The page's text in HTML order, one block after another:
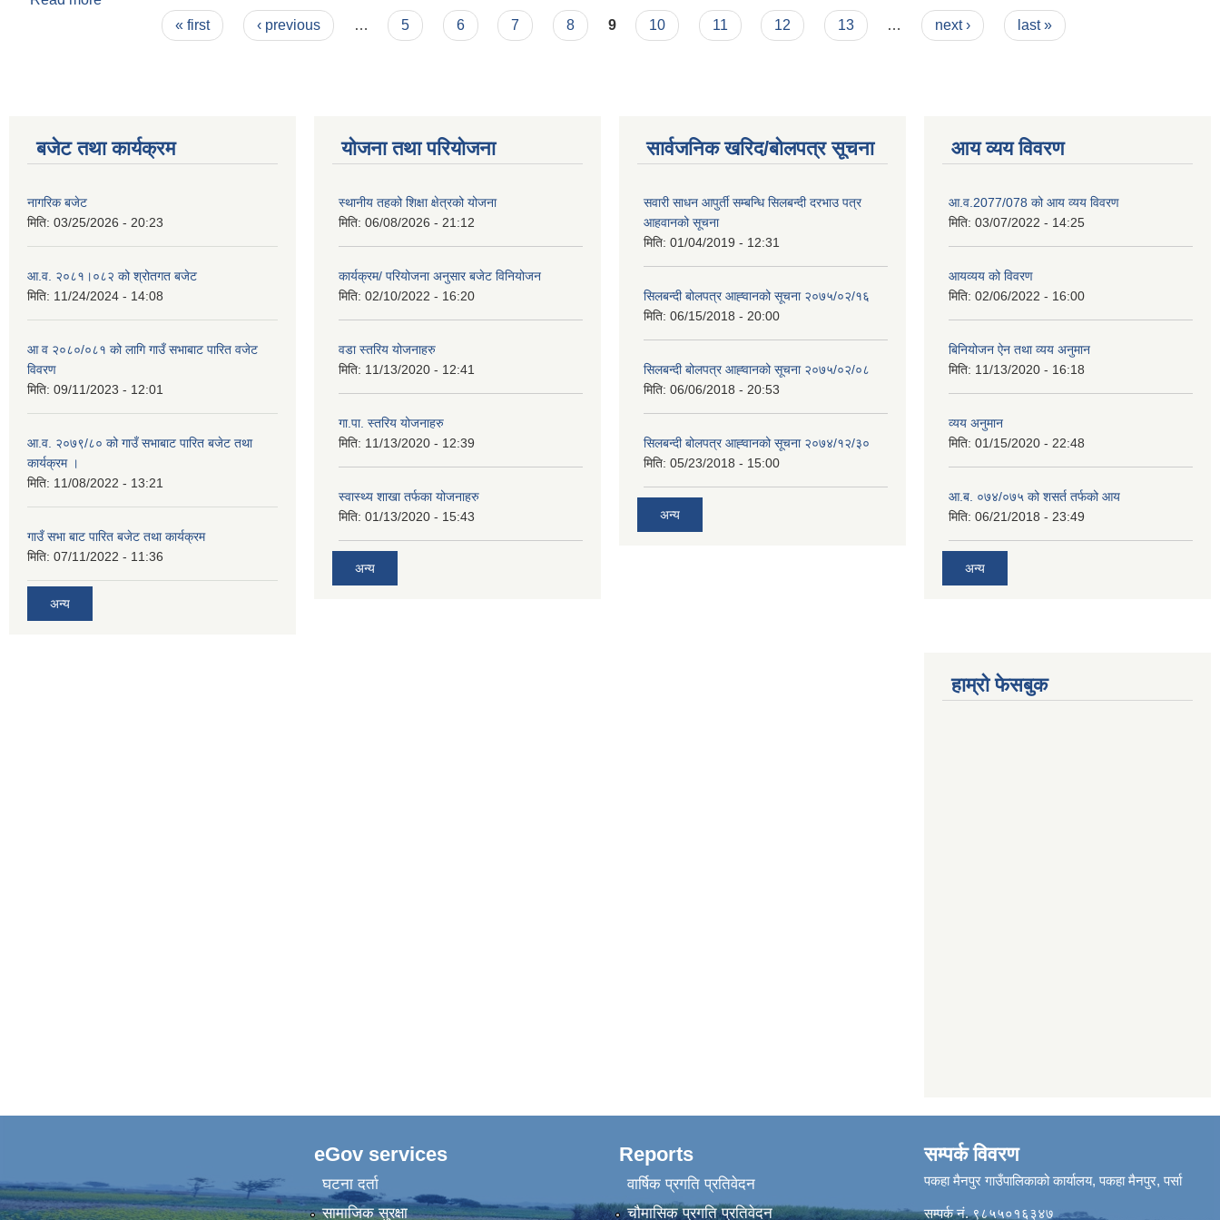
« first ‹ previous … 5 6 7 8 9 10 11 12 13 … next › last »
बजेट तथा कार्यक्रम
नागरिक बजेट
मिति: 03/25/2026 - 20:23
आ.व. २०८१।०८२ को श्रोतगत बजेट
मिति: 11/24/2024 - 14:08
आ व २०८०/०८१ को लागि गाउँ सभाबाट पारित वजेट
विवरण
मिति: 09/11/2023 - 12:01
आ.व. २०७९/८० को गाउँ सभाबाट पारित बजेट तथा
कार्यक्रम ।
मिति: 11/08/2022 - 13:21
गाउँ सभा बाट पारित बजेट तथा कार्यक्रम
मिति: 07/11/2022 - 11:36
अन्य
योजना तथा परियोजना
स्थानीय तहको शिक्षा क्षेत्रको योजना
मिति: 06/08/2026 - 21:12
कार्यक्रम/ परियोजना अनुसार बजेट विनियोजन
मिति: 02/10/2022 - 16:20
वडा स्तरिय योजनाहरु
मिति: 11/13/2020 - 12:41
गा.पा. स्तरिय योजनाहरु
मिति: 11/13/2020 - 12:39
स्वास्थ्य शाखा तर्फका योजनाहरु
मिति: 01/13/2020 - 15:43
अन्य
सार्वजनिक खरिद/बोलपत्र सूचना
सवारी साधन आपुर्ती सम्बन्धि सिलबन्दी दरभाउ पत्र
आहवानको सूचना
मिति: 01/04/2019 - 12:31
सिलबन्दी बोलपत्र आह्‍वानको सूचना २०७५/०२/१६
मिति: 06/15/2018 - 20:00
सिलबन्दी बोलपत्र आह्‍वानको सूचना २०७५/०२/०८
मिति: 06/06/2018 - 20:53
सिलबन्दी बोलपत्र आह्‍वानको सूचना २०७४/१२/३०
मिति: 05/23/2018 - 15:00
अन्य
आय व्यय विवरण
आ.व.2077/078 को आय व्यय विवरण
मिति: 03/07/2022 - 14:25
आयव्यय को विवरण
मिति: 02/06/2022 - 16:00
बिनियोजन ऐन तथा व्यय अनुमान
मिति: 11/13/2020 - 16:18
व्यय अनुमान
मिति: 01/15/2020 - 22:48
आ.ब. ०७४/०७५ को शसर्त तर्फको आय
मिति: 06/21/2018 - 23:49
अन्य
हाम्रो फेसबुक
eGov services
घटना दर्ता
सामाजिक सुरक्षा
Reports
वार्षिक प्रगति प्रतिवेदन
चौमासिक प्रगति प्रतिवेदन
सम्पर्क विवरण
पकहा मैनपुर गाउँपालिकाको कार्यालय, पकहा मैनपुर, पर्सा
सम्पर्क नं. ९८५५०१६३४७